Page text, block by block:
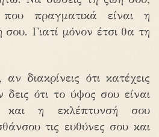
πραγματικά είναι η
Γιατί μόνον έτσι θα τη
διακρίνεις ότι κατέχεις
ότι το ύψος σου είναι
και η εκλέπτυνσή σου
τις ευθύνες σου και